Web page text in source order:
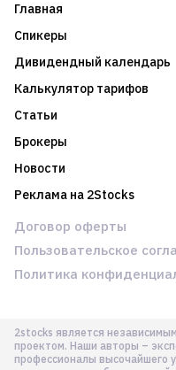
Главная
Спикеры
Дивидендный календарь
Калькулятор тарифов
Статьи
Брокеры
Новости
Реклама на 2Stocks
2stocks является
проектом. Наши авторы –
профессионалы высочайшего
Договор оферты
Пользовательское
Политика